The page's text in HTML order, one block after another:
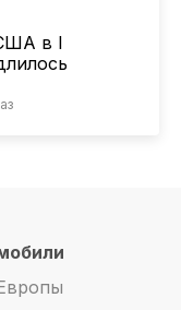
в I